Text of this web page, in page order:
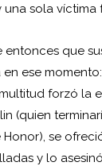
sola víctima
que
ese momento:
forzó la
(quien
se
y lo